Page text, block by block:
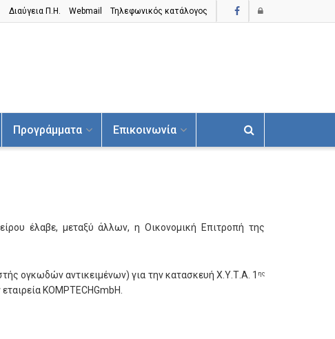
Διαύγεια Π.H. Webmail Τηλεφωνικός κατάλογος
Προγράμματα Επικοινωνία
έλαβε, μεταξύ άλλων, η Οικονομική Επιτροπή της
ογκωδών αντικειμένων) για την κατασκευή Χ.Υ.Τ.Α. 1 ης
KOMPTECHGmbH.